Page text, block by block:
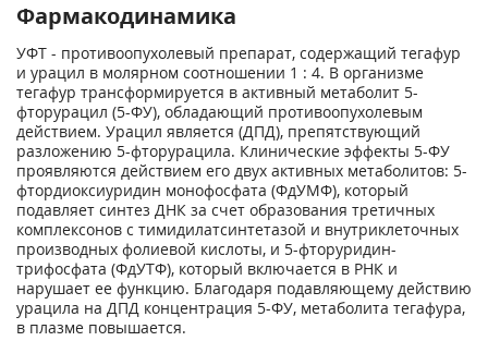
Фармакодинамика
УФТ - противоопухолевый препарат, содержащий тегафур
и урацил в молярном соотношении 1 : 4. В организме
тегафур трансформируется в активный метаболит 5-
фторурацил (5-ФУ), обладающий противоопухолевым
действием. Урацил является (ДПД), препятствующий
разложению 5-фторурацила. Клинические эффекты 5-ФУ
проявляются действием его двух активных метаболитов: 5-
фтордиоксиуридин монофосфата (ФдУМФ), который
подавляет синтез ДНК за счет образования третичных
комплексонов с тимидилатсинтетазой и внутриклеточных
производных фолиевой кислоты, и 5-фторуридин-
трифосфата (ФдУТФ), который включается в РНК и
нарушает ее функцию. Благодаря подавляющему действию
урацила на ДПД концентрация 5-ФУ, метаболита тегафура,
в плазме повышается.